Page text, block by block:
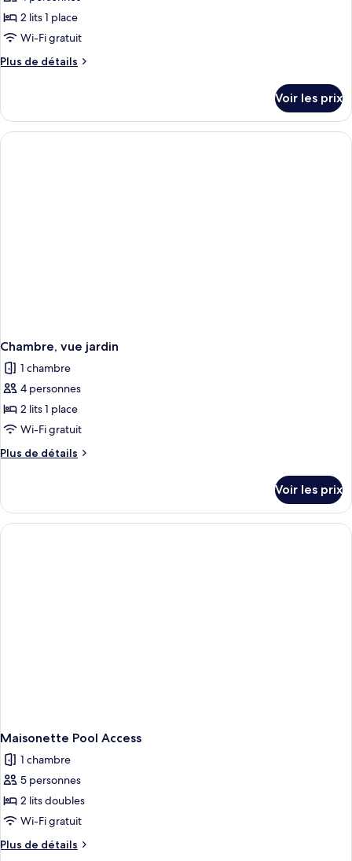
2 lits 1 place
Wi-Fi gratuit
Plus de détails
Plus
le
type
de
Voir les prix
Chambre, vue jardin
1 chambre
4 personnes
2 lits 1 place
Wi-Fi gratuit
Plus de détails
Plus
le
type
de
Voir les prix
Maisonette Pool Access
1 chambre
5 personnes
2 lits doubles
Wi-Fi gratuit
Plus de détails
Plus